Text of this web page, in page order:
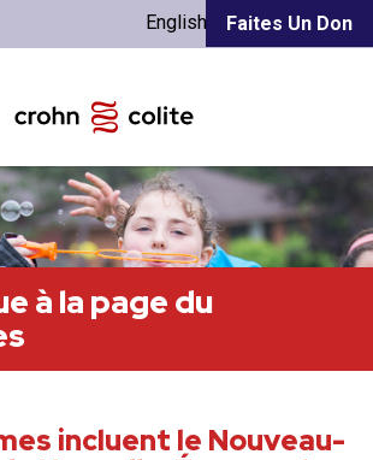
Faites Un Don
English
à la page du
incluent le Nouveau-